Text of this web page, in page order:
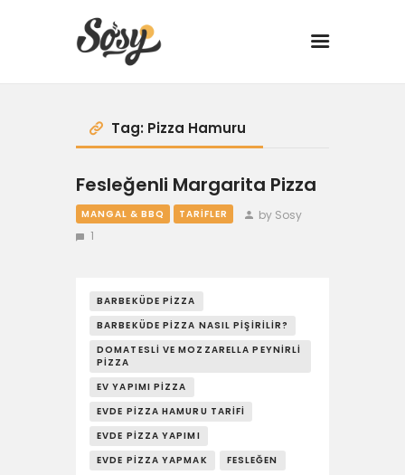
TARİFLER
MANGAL
YANCI
DRINK
YAŞAM
SOSY’LE!
Tag: Pizza Hamuru
Fesleğenli Margarita Pizza
MANGAL & BBQ TARIFLER
by Sosy
1
BARBEKÜDE PIZZA
BARBEKÜDE PIZZA NASIL PIŞIRILIR?
DOMATESLI VE MOZZARELLA PEYNIRLI
PIZZA
EV YAPIMI PIZZA
EVDE PIZZA HAMURU TARIFI
EVDE PIZZA YAPIMI
EVDE PIZZA YAPMAK
FESLEĞEN